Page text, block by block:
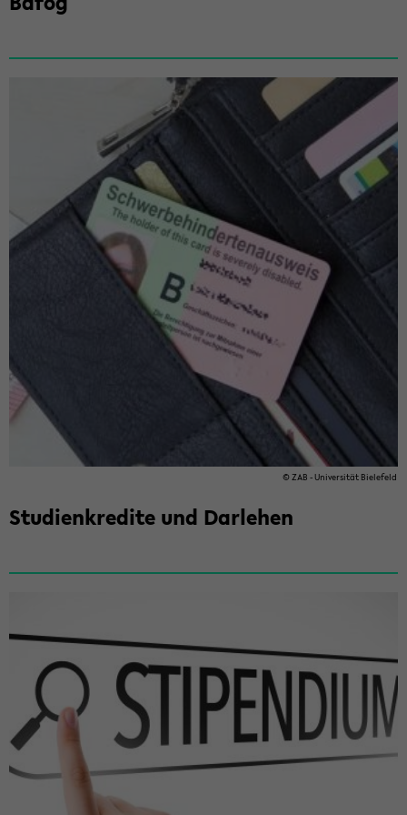
© ZAB - Uni­ver­si­tät Bie­le­feld
Stu­di­en­kre­di­te und Dar­le­hen